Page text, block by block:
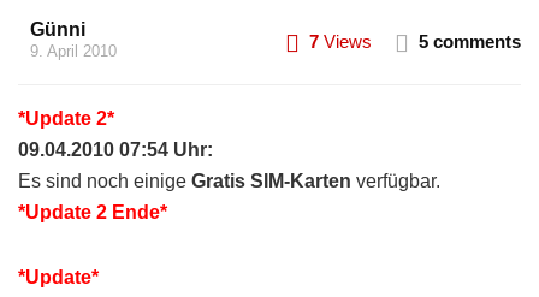
Günni
9. April 2010 7 Views 5 comments
*Update 2*
09.04.2010 07:54 Uhr:
Es sind noch einige Gratis SIM-Karten verfügbar.
*Update 2 Ende*
*Update*